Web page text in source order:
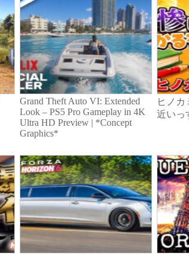
Grand Theft Auto VI: Extended
Look – PS5 Pro Gameplay in 4K
Ultra HD Preview | *Concept
Graphics*
ヒノ
近い